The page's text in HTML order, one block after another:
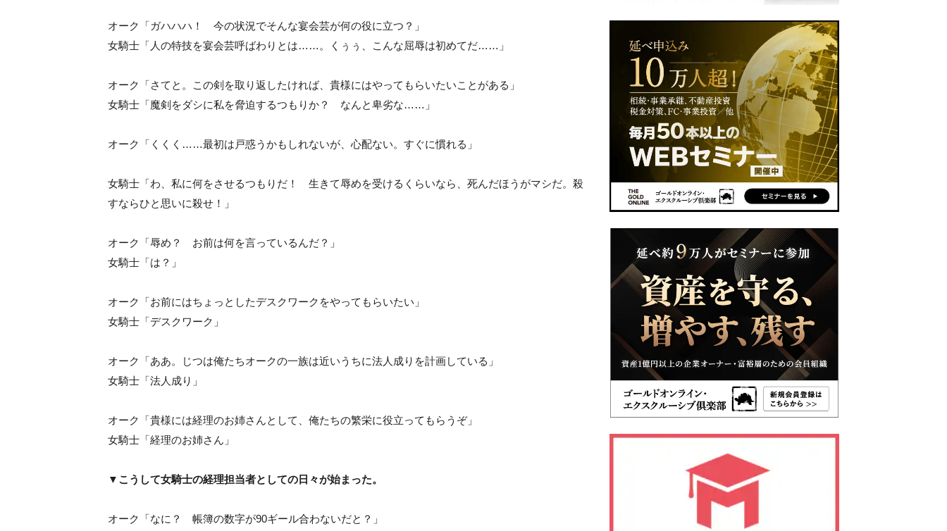
オーク「ガハハハ！ 今の状況でそんな宴会芸が何の役に立つ？」
女騎士「人の特技を宴会芸呼ばわりとは……。くぅぅ、こんな屈辱は初めてだ……」
オーク「さてと。この剣を取り返したければ、貴様にはやってもらいたいことがある」
女騎士「魔剣をダシに私を脅迫するつもりか？ なんと卑劣な……」
オーク「くくく……最初は戸惑うかもしれないが、心配ない。すぐに慣れる」
女騎士「わ、私に何をさせるつもりだ！ 生きて辱めを受けるくらいなら、死んだほうがマシだ。殺
すならひと思いに殺せ！」
オーク「辱め？ お前は何を言っているんだ？」
女騎士「は？」
オーク「お前にはちょっとしたデスクワークをやってもらいたい」
女騎士「デスクワーク」
オーク「ああ。じつは俺たちオークの一族は近いうちに法人成りを計画している」
女騎士「法人成り」
オーク「貴様には経理のお姉さんとして、俺たちの繁栄に役立ってもらうぞ」
女騎士「経理のお姉さん」
▼こうして女騎士の経理担当者としての日々が始まった。
オーク「なに？ 帳簿の数字が90ギール合わないだと？」